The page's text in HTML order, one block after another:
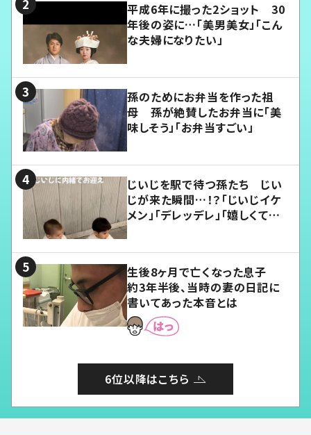
平成6年に撮った2ショット 30
年後の姿に…「美男美女」「こん
な夫婦になりたい」
孫のためにお弁当を作った祖
母 孫が絶賛したお弁当に「美
味しそう」「お弁当すごい」
じいじを駅で待つ孫たち じい
じが来た瞬間…！？「じいじイケ
メン」「デレッデレ」「嬉しくて可
生後8ヶ月で亡くなった息子
約3年半後、当時の妻の日記に
書いてあった本音とは
6位以降はこちら